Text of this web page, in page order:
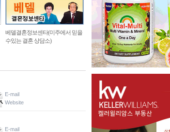
베델결혼정보센타(미주에서 믿을
수있는 결혼 상담소)
E-mail
Website
E-mail